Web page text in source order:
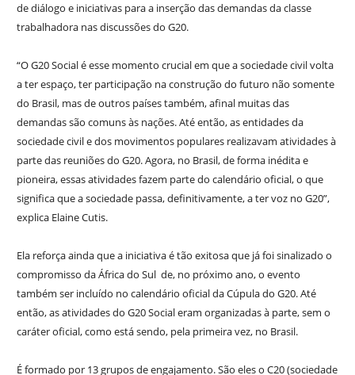
de diálogo e iniciativas para a inserção das demandas da classe
trabalhadora nas discussões do G20.
“O G20 Social é esse momento crucial em que a sociedade civil volta
a ter espaço, ter participação na construção do futuro não somente
do Brasil, mas de outros países também, afinal muitas das
demandas são comuns às nações. Até então, as entidades da
sociedade civil e dos movimentos populares realizavam atividades à
parte das reuniões do G20. Agora, no Brasil, de forma inédita e
pioneira, essas atividades fazem parte do calendário oficial, o que
significa que a sociedade passa, definitivamente, a ter voz no G20”,
explica Elaine Cutis.
Ela reforça ainda que a iniciativa é tão exitosa que já foi sinalizado o
compromisso da África do Sul de, no próximo ano, o evento
também ser incluído no calendário oficial da Cúpula do G20. Até
então, as atividades do G20 Social eram organizadas à parte, sem o
caráter oficial, como está sendo, pela primeira vez, no Brasil.
É formado por 13 grupos de engajamento. São eles o C20 (sociedade